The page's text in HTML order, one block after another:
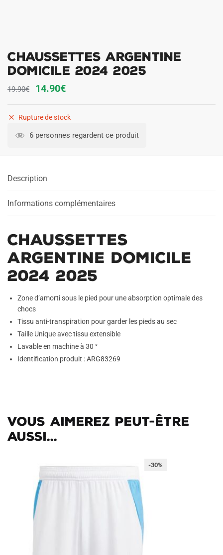
Chaussettes Argentine
Domicile 2024 2025
19.90€
Le
initial
14.90€Le
actuel
Rupture de stock
6 personnes regardent ce produit
Description
Informations complémentaires
Chaussettes
Argentine Domicile
2024 2025
Zone d’amorti sous le pied pour une absorption optimale des
chocs
Tissu anti-transpiration pour garder les pieds au sec
Taille Unique avec tissu extensible
Lavable en machine à 30 °
Identification produit : ARG83269
Vous aimerez peut-être
aussi...
-30%